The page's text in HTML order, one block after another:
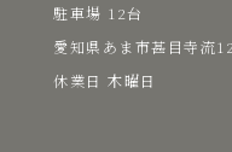
駐車場 12台
愛知県あま市甚目寺流
​休業日 木曜日